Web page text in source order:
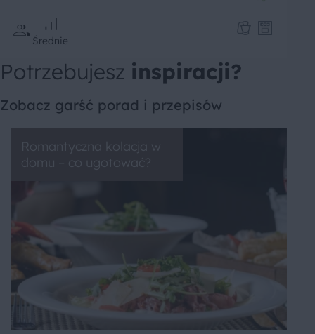
Średnie
Potrzebujesz inspiracji?
Zobacz garść porad i przepisów
Romantyczna kolacja w
domu – co ugotować?